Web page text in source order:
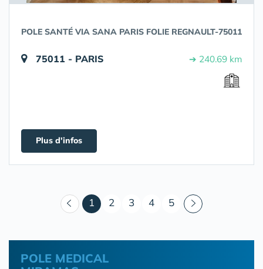
POLE SANTÉ VIA SANA PARIS FOLIE REGNAULT-75011
75011 - PARIS ➔ 240.69 km
Plus d'infos
1 (courant)
2 3 4 5
POLE MEDICAL